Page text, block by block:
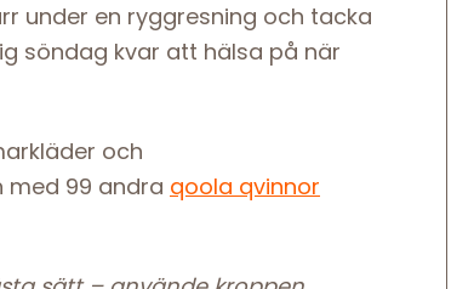
under en ryggresning och tacka
söndag kvar att hälsa på när
och
med 99 andra qoola qvinnor